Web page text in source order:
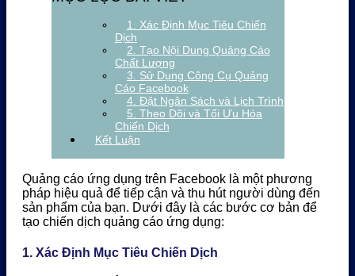
1. Xác Định Mục Tiêu Chiến
Dịch
2. Tạo Nội Dung Quảng Cáo
Chất Lượng
3. Sử Dụng Công Cụ Quảng
Cáo Facebook
4. Đặt Ngân Sách và Lịch Trình
5. Theo Dõi và Tối Ưu Hóa
Chiến Dịch
Kết Luận
Quảng cáo ứng dụng trên Facebook là một phương
pháp hiệu quả để tiếp cận và thu hút người dùng đến
sản phẩm của bạn. Dưới đây là các bước cơ bản để
tạo chiến dịch quảng cáo ứng dụng:
1. Xác Định Mục Tiêu Chiến Dịch